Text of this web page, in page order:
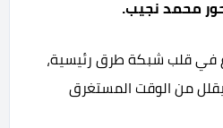
محمد نجيب.
في قلب شبكة طرق رئيسية،
من الوقت المستغرق